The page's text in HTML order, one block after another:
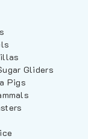
Gliders
Pigs